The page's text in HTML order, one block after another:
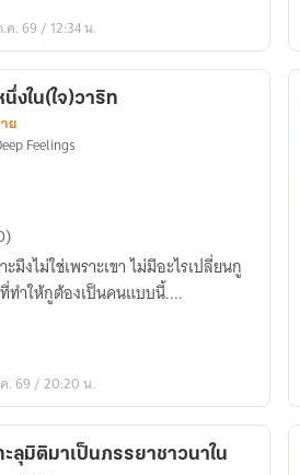
ค. 69 / 12:34 น.
นึ่งใน(ใจ)วาริท
ย
Feelings
มึงไม่ใช่เพราะเขา ไม่มีอะไรเปลี่ยนกู
ทำให้กูต้องเป็นคนแบบนี้....
. 69 / 20:20 น.
ะลุมิติมาเป็นภรรยาชาวนาใน